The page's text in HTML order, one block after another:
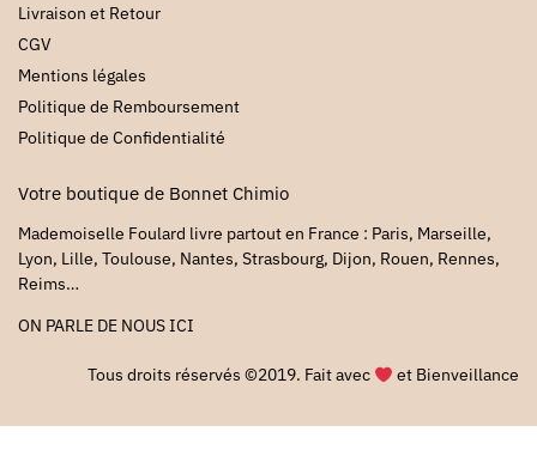
Livraison et Retour
CGV
Mentions légales
Politique de Remboursement
Politique de Confidentialité
Votre boutique de Bonnet Chimio
Mademoiselle Foulard livre partout en France : Paris, Marseille,
Lyon, Lille, Toulouse, Nantes, Strasbourg, Dijon, Rouen, Rennes,
Reims…
ON PARLE DE NOUSICI
Tous droits réservés ©2019. Fait avec et Bienveillance